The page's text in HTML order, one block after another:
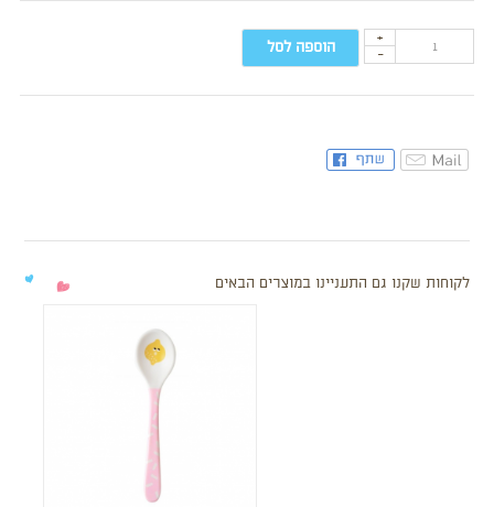
-
+ הוספה לסל
לקוחות שקנו גם התעניינו במוצרים הבאים